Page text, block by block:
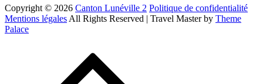
Copyright © 2026 Canton Lunéville 2 Politique de confidentialité
Mentions légales All Rights Reserved | Travel Master by Theme
Palace